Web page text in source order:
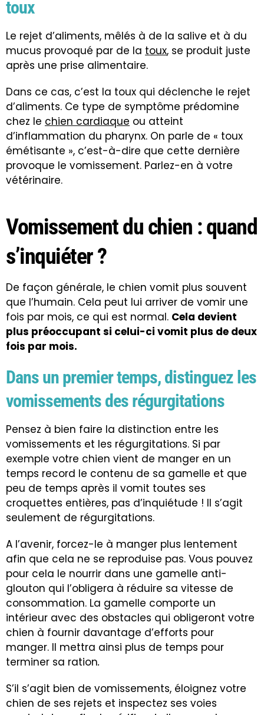
toux
Le rejet d’aliments, mêlés à de la salive et à du
mucus provoqué par de la toux, se produit juste
après une prise alimentaire.
Dans ce cas, c’est la toux qui déclenche le rejet
d’aliments. Ce type de symptôme prédomine
chez le chien cardiaque ou atteint
d’inflammation du pharynx. On parle de « toux
émétisante », c’est-à-dire que cette dernière
provoque le vomissement. Parlez-en à votre
vétérinaire.
Vomissement du chien : quand
s’inquiéter ?
De façon générale, le chien vomit plus souvent
que l’humain. Cela peut lui arriver de vomir une
fois par mois, ce qui est normal. Cela devient
plus préoccupant si celui-ci vomit plus de deux
fois par mois.
Dans un premier temps, distinguez les
vomissements des régurgitations
Pensez à bien faire la distinction entre les
vomissements et les régurgitations. Si par
exemple votre chien vient de manger en un
temps record le contenu de sa gamelle et que
peu de temps après il vomit toutes ses
croquettes entières, pas d’inquiétude ! Il s’agit
seulement de régurgitations.
A l’avenir, forcez-le à manger plus lentement
afin que cela ne se reproduise pas. Vous pouvez
pour cela le nourrir dans une gamelle anti-
glouton qui l’obligera à réduire sa vitesse de
consommation. La gamelle comporte un
intérieur avec des obstacles qui obligeront votre
chien à fournir davantage d’efforts pour
manger. Il mettra ainsi plus de temps pour
terminer sa ration.
S’il s’agit bien de vomissements, éloignez votre
chien de ses rejets et inspectez ses voies